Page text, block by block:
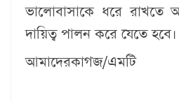
ভালোবাসাকে ধরে রাখতে
দায়িত্ব পালন করে যেতে হবে।
আমাদেরকাগজ/এমটি